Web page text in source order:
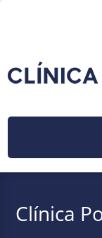
Clínica